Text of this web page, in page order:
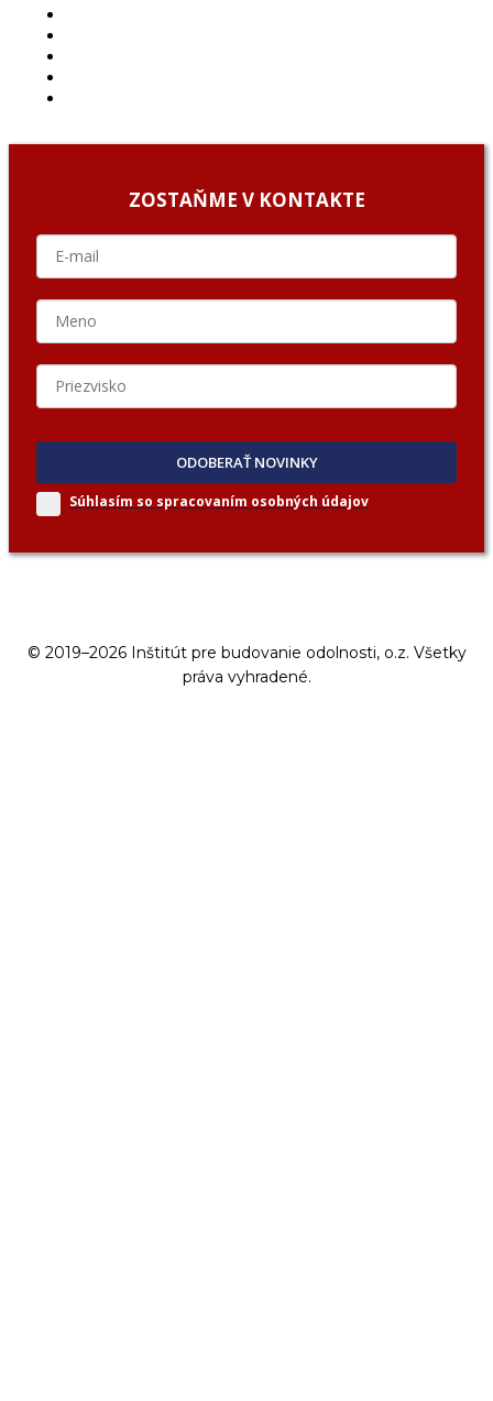
ZOSTAŇME V KONTAKTE
ODOBERAŤ NOVINKY
Súhlasím so spracovaním osobných údajov
© 2019–2026 Inštitút pre budovanie odolnosti, o.z. Všetky
práva vyhradené.